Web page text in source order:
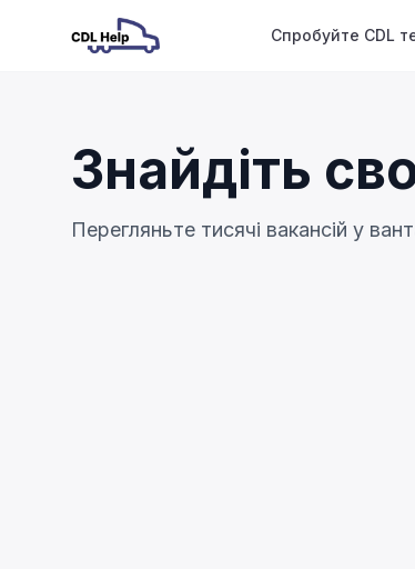
Спробуйте CDL
Знайдіть
Перегляньте тисячі вакансій у